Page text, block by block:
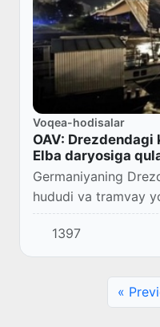
Voqea-hodisalar
OAV:
Elba daryosiga
Germaniyaning
hududi va tramvay
katta qismi Elba
xabar bermoqda
man...
1397
«